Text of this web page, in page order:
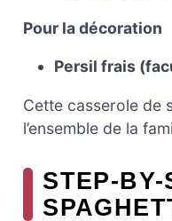
Pour la décoration
Persil frais
Cette casserole de
l’ensemble de la
STEP-